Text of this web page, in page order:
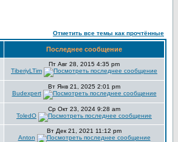
Отметить все темы как прочтённые
Последнее сообщение
Пт Авг 28, 2015 4:35 pm
TiberiyLTim
Вт Янв 21, 2025 2:01 pm
Budexpert
Ср Окт 23, 2024 9:28 am
ToledO
Вт Дек 21, 2021 11:12 pm
Anton